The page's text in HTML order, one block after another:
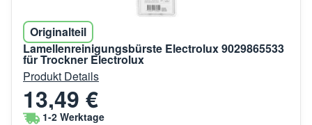
Originalteil
Lamellenreinigungsbürste Electrolux 9029865533
für Trockner Electrolux
Produkt Details
13,49 €
1-2 Werktage